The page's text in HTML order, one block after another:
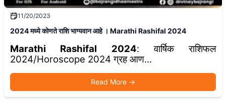
11/20/2023
2024 मध्ये कोणते राशि भाग्यवान आहे । Marathi Rashifal 2024
Marathi Rashifal 2024: वार्षिक राशिफल
2024/Horoscope 2024 ग्रह आण...
Read More →